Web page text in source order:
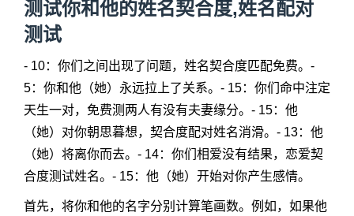
测试你和他的姓名契合度,姓名配对
测试
- 10：你们之间出现了问题，姓名契合度匹配免费。-
5：你和他（她）永远拉上了关系。- 15：你们命中注定
天生一对，免费测两人有没有夫妻缘分。- 15：他
（她）对你朝思暮想，契合度配对姓名消滑。- 13：他
（她）将离你而去。- 14：你们相爱没有结果，恋爱契
合度测试姓名。- 15：他（她）开始对你产生感情。
首先，将你和他的名字分别计算笔画数。例如，如果他